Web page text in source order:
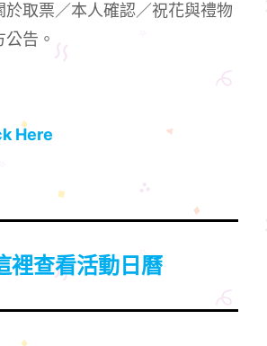
於取票／本人確認／祝花與禮物
告。
Here
裡查看活動日曆